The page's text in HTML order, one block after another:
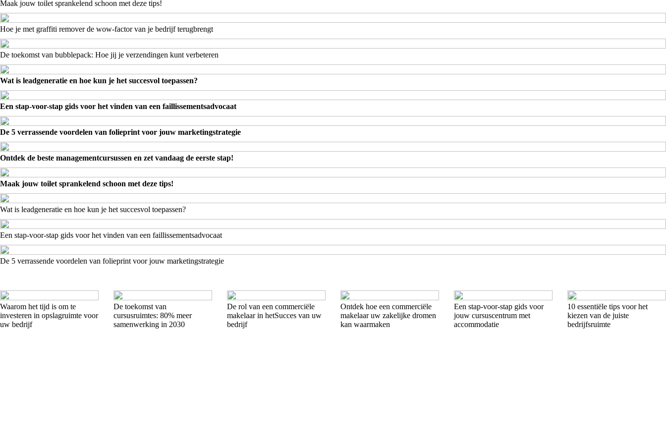
Maak jouw toilet sprankelend schoon met deze tips!
Hoe je met graffiti remover de wow-factor van je bedrijf terugbrengt
De toekomst van bubblepack: Hoe jij je verzendingen kunt verbeteren
Wat is leadgeneratie en hoe kun je het succesvol toepassen?
Een stap-voor-stap gids voor het vinden van een faillissementsadvocaat
De 5 verrassende voordelen van folieprint voor jouw marketingstrategie
Ontdek de beste managementcursussen en zet vandaag de eerste stap!
Maak jouw toilet sprankelend schoon met deze tips!
Wat is leadgeneratie en hoe kun je het succesvol toepassen?
Een stap-voor-stap gids voor het vinden van een faillissementsadvocaat
De 5 verrassende voordelen van folieprint voor jouw marketingstrategie
Waarom het tijd is om te
investeren in opslagruimte voor
uw bedrijf
De toekomst van
cursusruimtes: 80% meer
samenwerking in 2030
De rol van een commerciële
makelaar in hetSucces van uw
bedrijf
Ontdek hoe een commerciële
makelaar uw zakelijke dromen
kan waarmaken
Een stap-voor-stap gids voor
jouw cursuscentrum met
accommodatie
10 essentiële tips voor het
kiezen van de juiste
bedrijfsruimte